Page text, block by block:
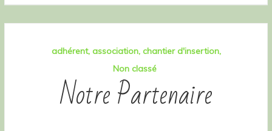
adhérent association chantier d'insertion
Non classé
Notre Partenaire